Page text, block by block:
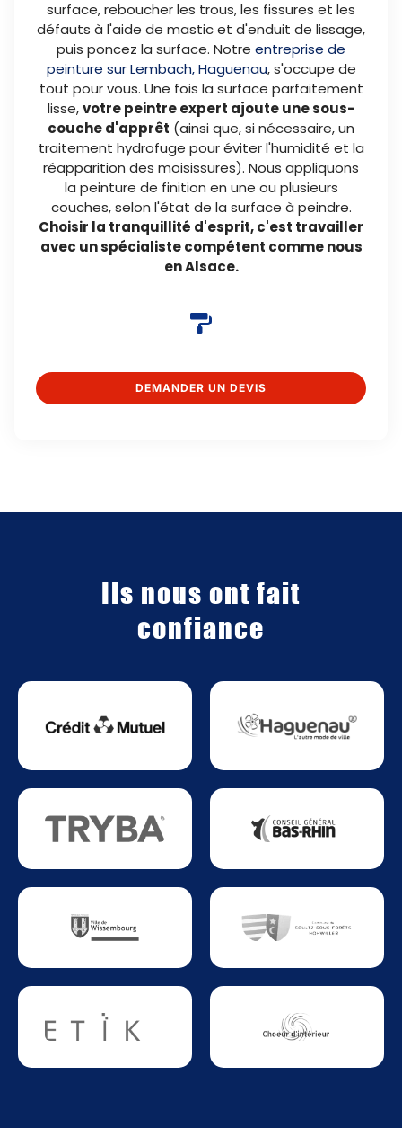
surface, reboucher les trous, les fissures et les
défauts à l'aide de mastic et d'enduit de lissage,
puis poncez la surface. Notre entreprise de
peinture sur Lembach, Haguenau, s'occupe de
tout pour vous. Une fois la surface parfaitement
lisse,votre peintre expert ajoute une sous-
couche d'apprêt (ainsi que, si nécessaire, un
traitement hydrofuge pour éviter l'humidité et la
réapparition des moisissures). Nous appliquons
la peinture de finition en une ou plusieurs
couches, selon l'état de la surface à peindre.
Choisir la tranquillité d'esprit, c'est travailler
avec un spécialiste compétent comme nous
en Alsace.
DEMANDER UN DEVIS
Ils nous ont fait
confiance